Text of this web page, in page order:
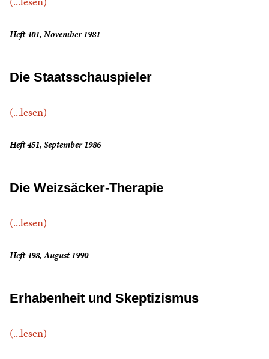
Heft 401, November 1981
Die Staatsschauspieler
(...lesen)
Heft 451, September 1986
Die Weizsäcker-Therapie
(...lesen)
Heft 498, August 1990
Erhabenheit und Skeptizismus
(...lesen)